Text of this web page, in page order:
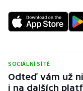
Short track
Stolní tenis
SOCIÁLNÍ SÍTĚ
Odteď vám už
i na dalších